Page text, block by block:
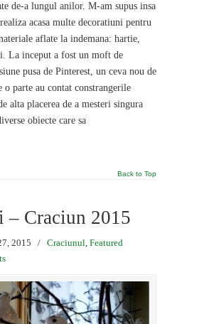
de-a lungul anilor. M-am supus insa
acasa multe decoratiuni pentru
aflate la indemana: hartie,
La inceput a fost un moft de
pusa de Pinterest, un ceva nou de
o parte au contat constrangerile
alta placerea de a mesteri singura
obiecte care sa
Back to Top
– Craciun 2015
2015 / Craciunul, Featured